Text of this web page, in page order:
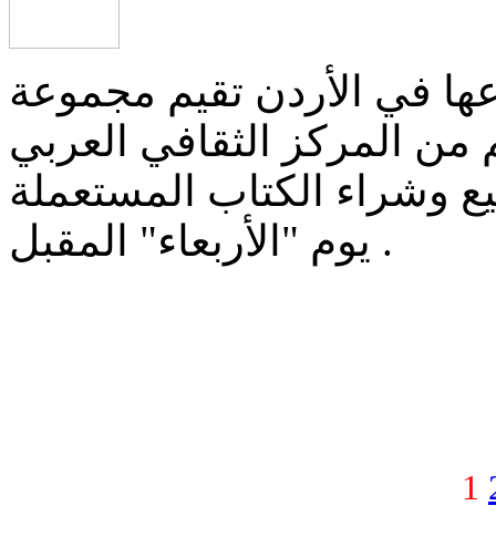
في الأردن تقيم مجموعة
من المركز الثقافي العربي
الكتاب المستعملة
يوم "الأربعاء" المقبل .
1